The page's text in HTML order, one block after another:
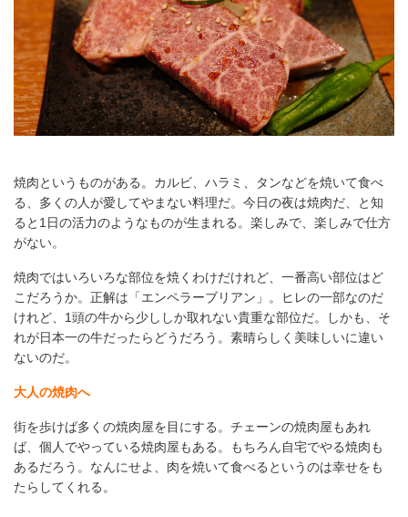
焼肉というものがある。カルビ、ハラミ、タンなどを焼いて食べ
る、多くの人が愛してやまない料理だ。今日の夜は焼肉だ、と知
ると1日の活力のようなものが生まれる。楽しみで、楽しみで仕方
がない。
焼肉ではいろいろな部位を焼くわけだけれど、一番高い部位はど
こだろうか。正解は「エンペラーブリアン」。ヒレの一部なのだ
けれど、1頭の牛から少ししか取れない貴重な部位だ。しかも、そ
れが日本一の牛だったらどうだろう。素晴らしく美味しいに違い
ないのだ。
大人の焼肉へ
街を歩けば多くの焼肉屋を目にする。チェーンの焼肉屋もあれ
ば、個人でやっている焼肉屋もある。もちろん自宅でやる焼肉も
あるだろう。なんにせよ、肉を焼いて食べるというのは幸せをも
たらしてくれる。